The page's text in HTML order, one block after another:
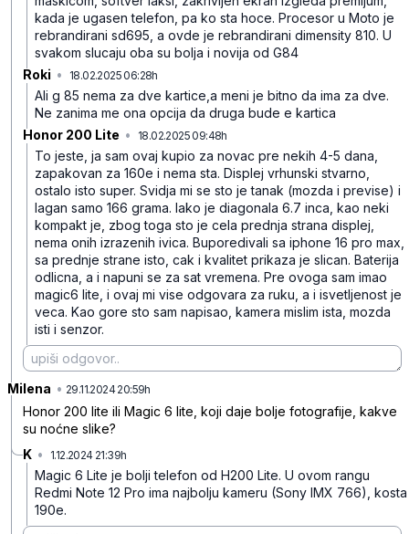
kada je ugasen telefon, pa ko sta hoce. Procesor u Moto je
rebrandirani sd695, a ovde je rebrandirani dimensity 810. U
svakom slucaju oba su bolja i novija od G84
Roki • 18.02.2025 06:28h
Ali g 85 nema za dve kartice,a meni je bitno da ima za dve.
Ne zanima me ona opcija da druga bude e kartica
Honor 200 Lite • 18.02.2025 09:48h
To jeste, ja sam ovaj kupio za novac pre nekih 4-5 dana,
zapakovan za 160e i nema sta. Displej vrhunski stvarno,
ostalo isto super. Svidja mi se sto je tanak (mozda i previse) i
lagan samo 166 grama. Iako je diagonala 6.7 inca, kao neki
kompakt je, zbog toga sto je cela prednja strana displej,
nema onih izrazenih ivica. Buporedivali sa iphone 16 pro max,
sa prednje strane isto, cak i kvalitet prikaza je slican. Baterija
odlicna, a i napuni se za sat vremena. Pre ovoga sam imao
magic6 lite, i ovaj mi vise odgovara za ruku, a i isvetljenost je
veca. Kao gore sto sam napisao, kamera mislim ista, mozda
isti i senzor.
Milena • 29.11.2024 20:59h
Honor 200 lite ili Magic 6 lite, koji daje bolje fotografije, kakve
su noćne slike?
K • 1.12.2024 21:39h
Magic 6 Lite je bolji telefon od H200 Lite. U ovom rangu
Redmi Note 12 Pro ima najbolju kameru (Sony IMX 766), kosta
190e.